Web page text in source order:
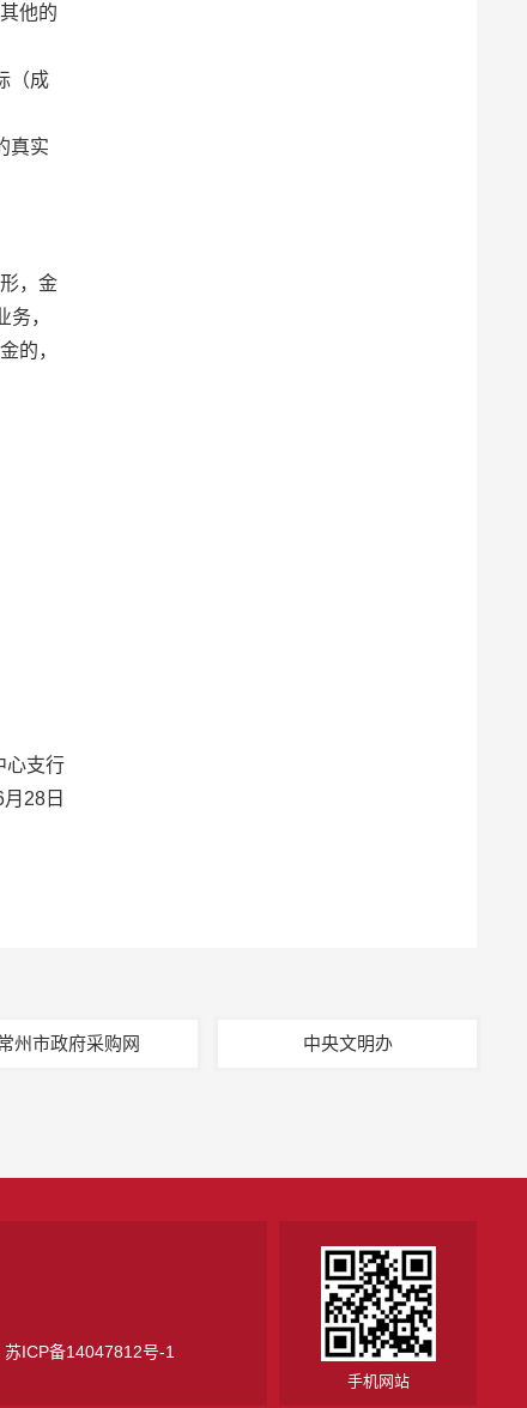
他的
（成
真实
，金
，
的，
支行
28日
州市政府采购网 中央文明办
苏ICP备14047812号-1
手机网站